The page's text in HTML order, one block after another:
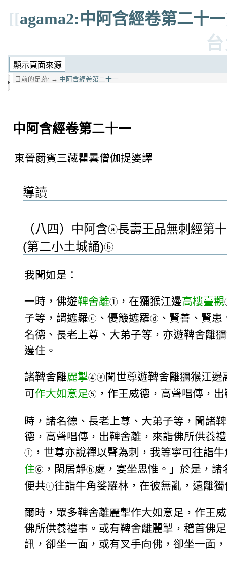
[[agama2:中阿含經卷第二十一
目前的足跡: → 中阿含經卷第二十一
中阿含經卷第二十一
東晉罽賓三藏瞿曇僧伽提婆譯
導讀
（八四）中阿含ⓐ長壽王品無刺經第
(第二小土城誦)ⓑ
我聞如是：
一時，佛遊鞞舍離① ，在獼猴江邊高樓臺觀
子等，謂遮羅ⓒ 、優簸遮羅ⓓ 、賢善、賢患
名德、長老上尊、大弟子等，亦遊鞞舍離
邊住。
諸鞞舍離麗掣④ⓔ 聞世尊遊鞞舍離獼猴江
可作大如意足⑤ ，作王威德，高聲唱傳，
時，諸名德、長老上尊、大弟子等，聞諸
德，高聲唱傳，出鞞舍離，來詣佛所供養
ⓕ ，世尊亦說禪以聲為刺，我等寧可往詣
住⑥ ，閑居靜ⓗ處，宴坐思惟。」於是，
便共ⓘ往詣牛角娑羅林，在彼無亂，遠離
爾時，眾多鞞舍離麗掣作大如意足，作王
佛所供養禮事。或有鞞舍離麗掣，稽首佛
訊，卻坐一面，或有叉手向佛，卻坐一面